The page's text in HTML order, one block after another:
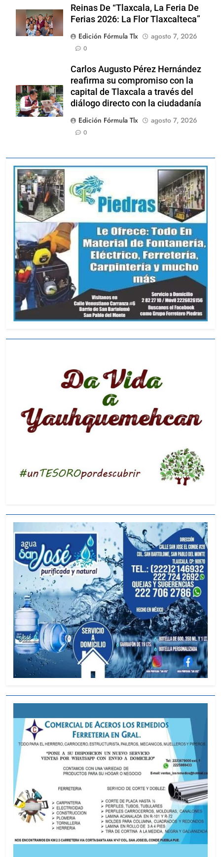
Reinas De “Tlaxcala, La Feria De
Ferias 2026: La Flor Tlaxcalteca”
Edición Fórmula Tlx
agosto 7, 2026
0
Carlos Augusto Pérez Hernández
reafirma su compromiso con la
capital de Tlaxcala a través del
diálogo directo con la ciudadanía
Edición Fórmula Tlx
agosto 7, 2026
0